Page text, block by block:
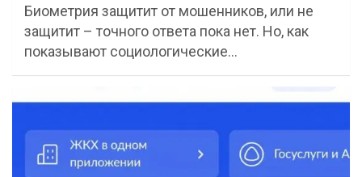
Биометрия защитит от мошенников, или не
защитит – точного ответа пока нет. Но, как
показывают социологические…